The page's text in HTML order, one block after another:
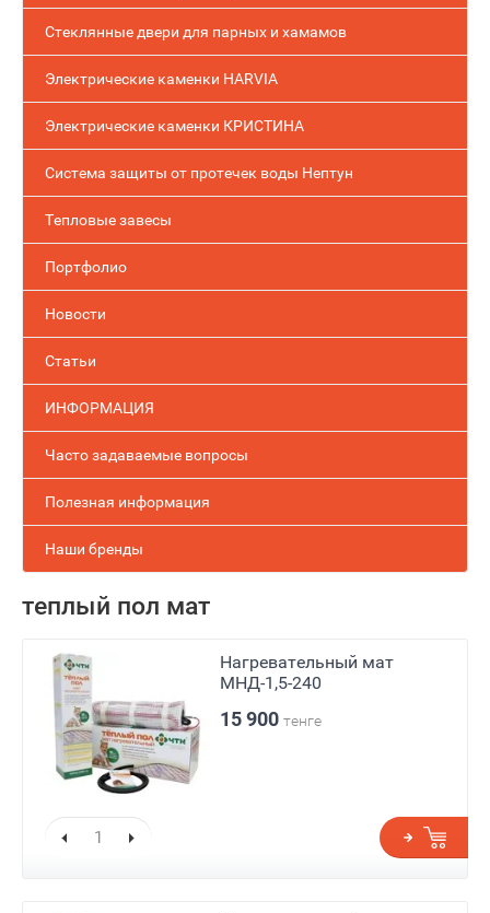
Стеклянные двери для парных и хамамов
Электрические каменки HARVIA
Электрические каменки КРИСТИНА
Система защиты от протечек воды Нептун
Тепловые завесы
Портфолио
Новости
Статьи
ИНФОРМАЦИЯ
Часто задаваемые вопросы
Полезная информация
Наши бренды
теплый пол мат
Нагревательный мат
МНД-1,5-240
15 900 тенге